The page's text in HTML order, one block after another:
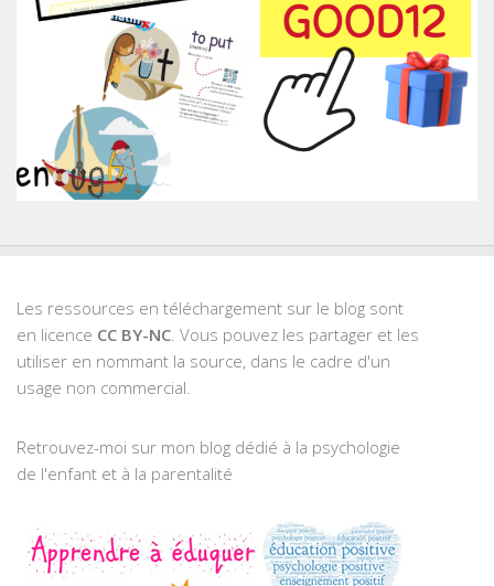
Les ressources en téléchargement sur le blog sont
en licence CC BY-NC . Vous pouvez les partager et les
utiliser en nommant la source, dans le cadre d'un
usage non commercial.
Retrouvez-moi sur mon blog dédié à la psychologie
de l'enfant et à la parentalité